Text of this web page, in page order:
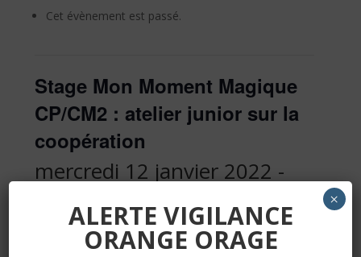
Cet évènement est passé.
Stage Mon Moment Magique
CP/CM2 : atelier junior sur la
coopération
mercredi 12 janvier 2022 -
ALERTE VIGILANCE
ORANGE ORAGE
×